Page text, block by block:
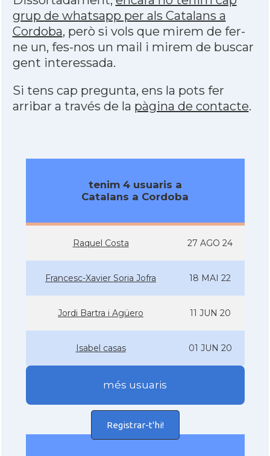
grup de whatsapp per als Catalans a
Cordoba, però si vols que mirem de fer-
ne un, fes-nos un mail i mirem de buscar
gent interessada.
Si tens cap pregunta, ens la pots fer
arribar a través de la pàgina de contacte.
tenim 4 usuaris a
Catalans a Cordoba
Raquel Costa 27 AGO 24
Francesc-Xavier Soria Jofra 18 MAI 22
Jordi Bartra i Agüero 11 JUN 20
Isabel casas 01 JUN 20
més usuaris
Registrar-t'hi!